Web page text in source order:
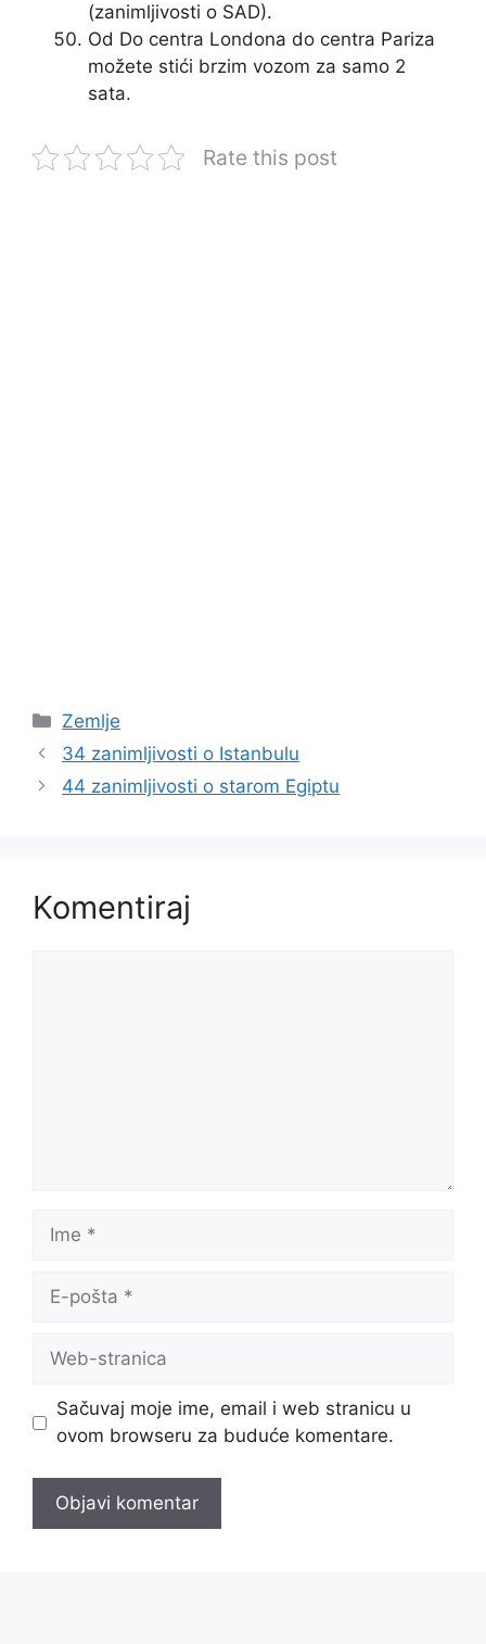
(zanimljivosti o SAD).
Od Do centra Londona do centra Pariza
možete stići brzim vozom za samo 2
sata.
Rate this post
Kategorije
Zemlje
34 zanimljivosti o Istanbulu
44 zanimljivosti o starom Egiptu
Komentiraj
Ime
pošta
Web-
Sačuvaj moje ime, email i web stranicu u
ovom browseru za buduće komentare.